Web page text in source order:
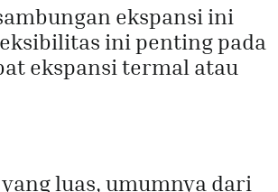
ekspansi ini
ini penting pada
ekspansi termal atau
luas, umumnya dari